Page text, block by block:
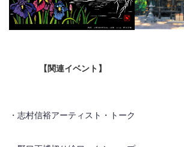
【関連イベント】
・ 志村信裕アーティスト・トーク